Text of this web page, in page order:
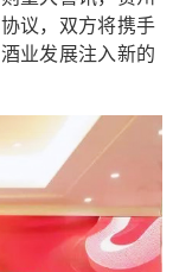
议，双方将携手
业发展注入新的